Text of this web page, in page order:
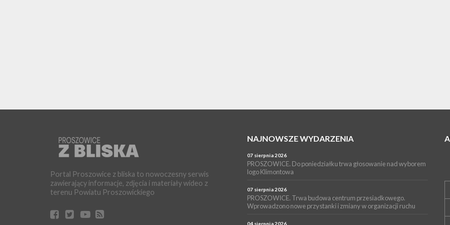
Portal Proszowice z bliska to nowoczesny serwis
zawierający informacje, zdjęcia i materiały wideo z
terenu Powiatu Proszowickiego
NAJNOWSZE WYDARZENIA
07 sierpnia 2026
PROSZOWICE. Do poniedziałku trwa głosowanie nad wyborem
logo Klimontowa
07 sierpnia 2026
PROSZOWICE. Trwa budowa centrum przesiadkowego.
Wprowadzono nowe przystanki i zmiany w organizacji ruchu
04 sierpnia 2026